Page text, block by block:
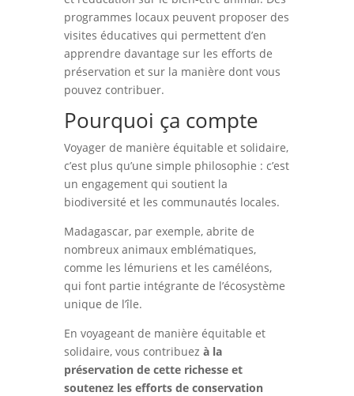
programmes locaux peuvent proposer des
visites éducatives qui permettent d’en
apprendre davantage sur les efforts de
préservation et sur la manière dont vous
pouvez contribuer.
Pourquoi ça compte
Voyager de manière équitable et solidaire,
c’est plus qu’une simple philosophie : c’est
un engagement qui soutient la
biodiversité et les communautés locales.
Madagascar, par exemple, abrite de
nombreux animaux emblématiques,
comme les lémuriens et les caméléons,
qui font partie intégrante de l’écosystème
unique de l’île.
En voyageant de manière équitable et
solidaire, vous contribuez à la
préservation de cette richesse et
soutenez les efforts de conservation